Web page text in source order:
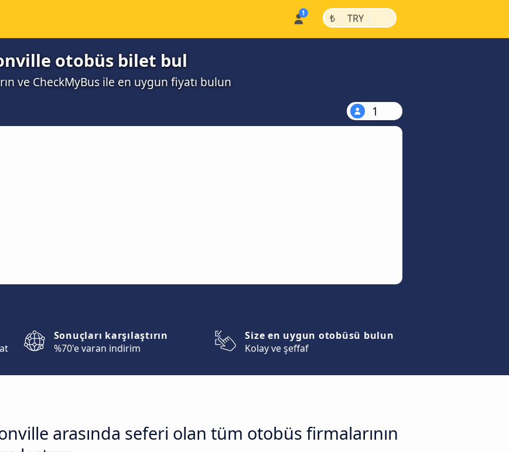
₺ | TRY |
otobüs bilet bul
ve CheckMyBus ile en uygun fiyatı bulun
1
Sonuçları karşılaştırın
%70'e varan indirim
Size en uygun otobüsü bulun
Kolay ve şeffaf
arasında seferi olan tüm otobüs firmalarının